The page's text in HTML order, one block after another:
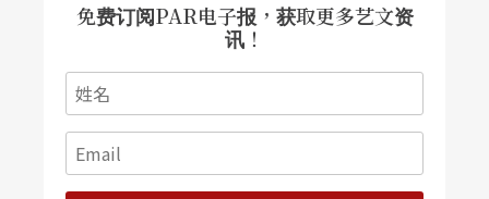
免费订阅PAR电子报，获取更多艺文资
讯！